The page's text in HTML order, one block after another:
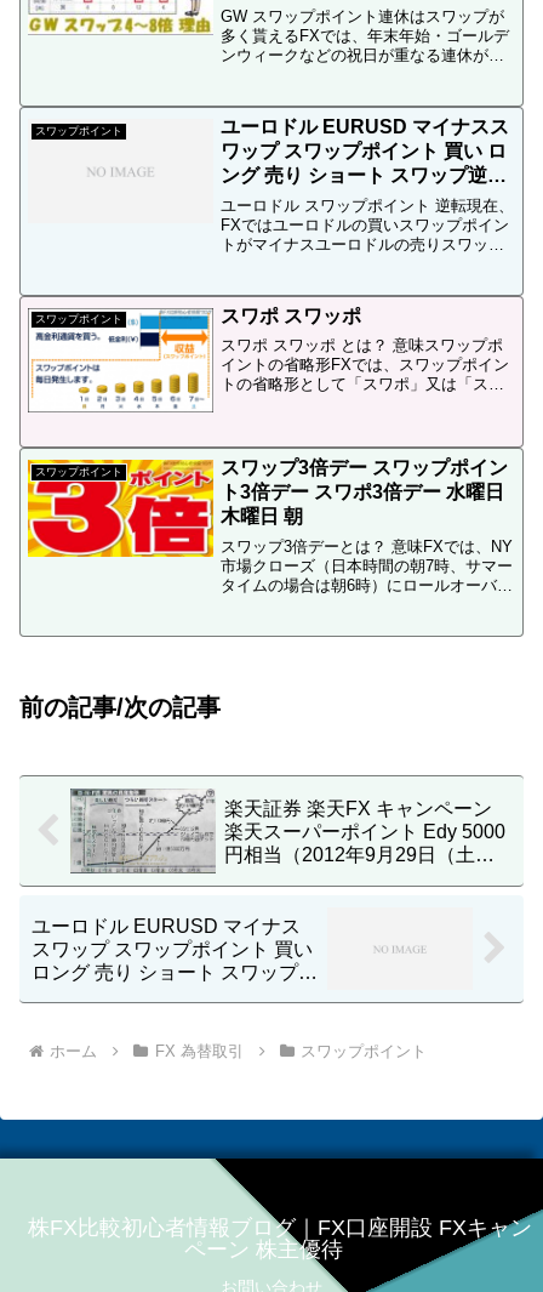
GW スワップポイント連休はスワップが
多く貰えるFXでは、年末年始・ゴールデ
ンウィークなどの祝日が重なる連休が近
ク前後は、日本の祝日が重なる影響か
ら、スワップポイントの...
スワップポイント
ユーロドル EURUSD マイナスス
ワップ スワップポイント 買い ロ
ング 売り ショート スワップ逆転
逆スワップ 理由 なぜ
ユーロドル スワップポイント 逆転現在、
FXではユーロドルの買いスワップポイン
トがマイナスユーロドルの売りスワップ
レード スワップポイント上の画像は、ユ
ーロドル ...
スワップポイント スワポ スワッポ
スワポ スワッポ とは？ 意味スワップポ
イントの省略形FXでは、スワップポイン
トの省略形として「スワポ」又は「スワ
2ch（２ちゃんねる）と言ったネットの
FX関連の掲示板...
スワップポイント
スワップ3倍デー スワップポイン
ト3倍デー スワポ3倍デー 水曜日
木曜日 朝
スワップ3倍デーとは？ 意味FXでは、NY
市場クローズ（日本時間の朝7時、サマー
タイムの場合は朝6時）にロールオーバー
前の記事/次の記事
楽天証券 楽天FX キャンペーン
楽天スーパーポイント Edy 5000
円相当（2012年9月29日（土）
ユーロドル EURUSD マイナス
スワップ スワップポイント 買い
ロング 売り ショート スワップ逆
ホーム FX 為替取引 スワップポイント
株FX比較初心者情報ブログ｜FX口座開設 FXキャン
ペーン 株主優待
お問い合わせ